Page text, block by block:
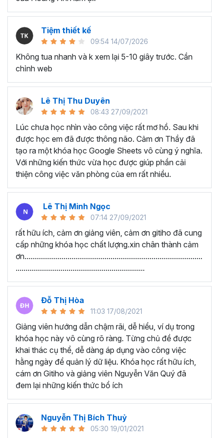
dụng đã lâu nhưng chỉ biết đến các kỹ năng cơ bản,
chưa biết cách tối ưu cho công việc.
Nhân viên văn phòng, người thường xuyên phải làm
việc với dữ liệu, phân tích và báo cáo cho quản lý.
Excel để quản lý dữ liệu, lên kế hoạch tài chính, phân
tích và đưa ra quyết định kinh doanh,...
Sinh viên, giảng viên cần sử dụng Google Sheet
phục vụ mục đích học tập và nghiên cứu, chia sẻ và
quản lý tài liệu, làm bài tập nhóm,...
….
Kết thúc chương trình Google
Sheets này bạn sẽ thành
thạo:
Tổng quan về Google Sheets, cách chia sẻ tài liệu và làm
việc nhóm
Google Sheets Cơ bản - Nhập dữ liệu, kẻ bảng và một số
chức năng cơ bản
Thu thập thông tin và xử lý thông tin bằng các hàm xử lý
dữ liệu
Kiến thức Google Sheets nâng cao
Học viên nói gì về chương
trình này:
“Lúc chưa học nhìn vào công việc rất mơ hồ. Sau
khi được học em đã được thông não. Cảm ơn
Thầy đã tạo ra một khóa học Google Sheet vô
cùng ý nghĩa. Với những kiến thức vừa học được
giúp phần cải thiện công việc văn phòng của em
rất nhiều.”
“Giảng viên hướng dẫn chậm rãi, dễ hiểu, ví dụ
rõ ràng. Từng chủ đề được khai thác cụ thể, dễ
Tiệm thiết kế
09:54 14/07/2026
Không tua nhanh và k xem lại 5-10 giây trước. Cần
chỉnh web
Lê Thị Thu Duyên
08:43 27/09/2021
Lúc chưa học nhìn vào công việc rất mơ hồ. Sau khi
được học em đã được thông não. Cảm ơn Thầy đã
tạo ra một khóa học Google Sheets vô cùng ý nghĩa.
Với những kiến thức vừa học được giúp phần cải
thiện công việc văn phòng của em rất nhiều.
Lê Thị Minh Ngọc
07:14 27/09/2021
rất hữu ích, cảm ơn giảng viên, cảm ơn gitiho đã cung
cấp những khóa học chất lượng.xin chân thành cảm
ơn...........................................................................................
..................................................................
Đỗ Thị Hòa
11:03 17/08/2021
Giảng viên hướng dẫn chậm rãi, dễ hiểu, ví dụ trong
khóa học này vô cùng rõ ràng. Từng chủ đề được
khai thác cụ thể, dễ dàng áp dụng vào công việc
hằng ngày để quản lý dữ liệu. Khóa học rất hữu ích,
cám ơn Gitiho và giảng viên Nguyễn Văn Quý đã
đem lại những kiến thức bổ ích
Nguyễn Thị Bích Thuỷ
05:30 19/01/2021